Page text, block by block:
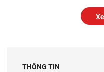
THÔNG TIN